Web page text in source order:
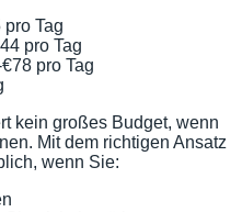
Tag
pro Tag
pro Tag
kein großes Budget, wenn
Mit dem richtigen Ansatz
wenn Sie: